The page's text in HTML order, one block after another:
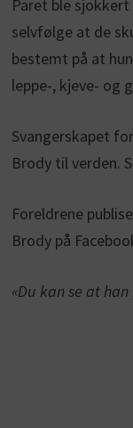
Paret ble
selvfølge at de
bestemt på at
leppe-, kjeve- og
Svangerskapet
Brody til verden.
Foreldrene
Brody på
«Du kan se at